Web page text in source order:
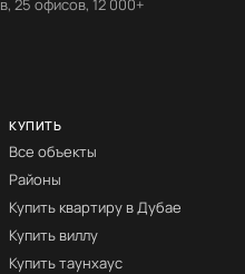
25 офисов, 12 000+
КУПИТЬ
Все объекты
Районы
Купить квартиру в Дубае
Купить виллу
Купить таунхаус